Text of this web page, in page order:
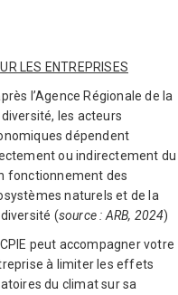
LES ENTREPRISES
l’Agence Régionale de la
les acteurs
dépendent
ou indirectement du
fonctionnement des
naturels et de la
(source : ARB, 2024)
CPIE peut accompagner votre
à limiter les effets
du climat sur sa